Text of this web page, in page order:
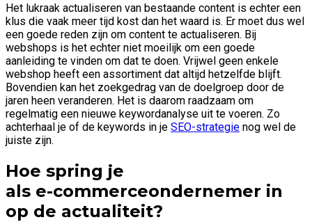
Het lukraak actualiseren van bestaande content is echter een
klus die vaak meer tijd kost dan het waard is. Er moet dus wel
een goede reden zijn om content te actualiseren. Bij
webshops is het echter niet moeilijk om een goede
aanleiding te vinden om dat te doen. Vrijwel geen enkele
webshop heeft een assortiment dat altijd hetzelfde blijft.
Bovendien kan het zoekgedrag van de doelgroep door de
jaren heen veranderen. Het is daarom raadzaam om
regelmatig een nieuwe keywordanalyse uit te voeren. Zo
achterhaal je of de keywords in je SEO-strategie nog wel de
juiste zijn.
Hoe spring je
als e-commerceondernemer in
op de actualiteit?